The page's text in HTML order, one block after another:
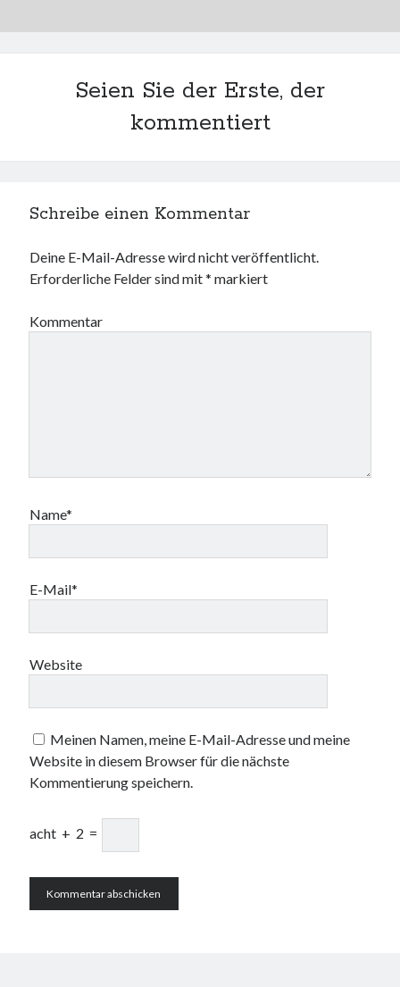
Seien Sie der Erste, der
kommentiert
Schreibe einen Kommentar
Deine E-Mail-Adresse wird nicht veröffentlicht.
Erforderliche Felder sind mit* markiert
Kommentar
Name*
E-Mail*
Website
Meinen Namen, meine E-Mail-Adresse und meine
Website in diesem Browser für die nächste
Kommentierung speichern.
acht + 2 =